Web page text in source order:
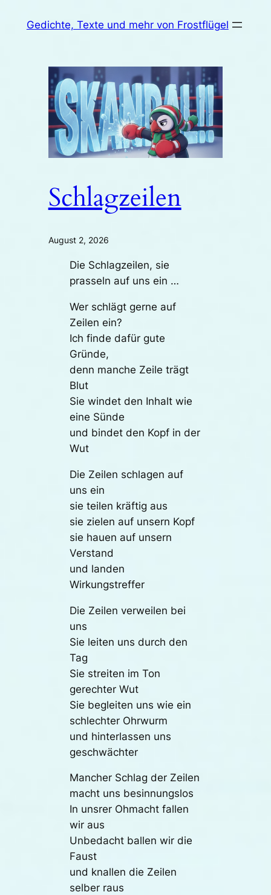
InhaltGedichte, Texte und mehr von Frostflügel
Schlagzeilen
August 2, 2026
Die Schlagzeilen, sie
prasseln auf uns ein …
Wer schlägt gerne auf
Zeilen ein?
Ich finde dafür gute
Gründe,
denn manche Zeile trägt
Blut
Sie windet den Inhalt wie
eine Sünde
und bindet den Kopf in der
Wut
Die Zeilen schlagen auf
uns ein
sie teilen kräftig aus
sie zielen auf unsern Kopf
sie hauen auf unsern
Verstand
und landen
Wirkungstreffer
Die Zeilen verweilen bei
uns
Sie leiten uns durch den
Tag
Sie streiten im Ton
gerechter Wut
Sie begleiten uns wie ein
schlechter Ohrwurm
und hinterlassen uns
geschwächter
Mancher Schlag der Zeilen
macht uns besinnungslos
In unsrer Ohmacht fallen
wir aus
Unbedacht ballen wir die
Faust
und knallen die Zeilen
selber raus